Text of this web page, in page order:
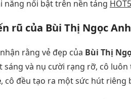
năng nổi bật trên nền tảng
rũ của Bùi Thị Ngọc Anh
rằng vẻ đẹp của Bùi Thị
sáng và nụ cười rạng rỡ, cô
, cô đều tạo ra một sức hút